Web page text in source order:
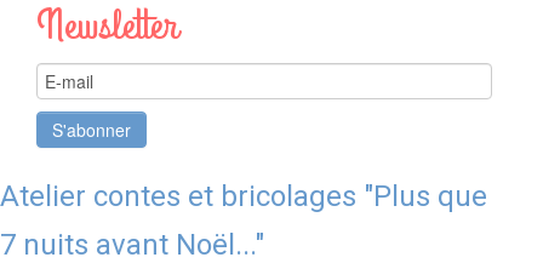
Newsletter
Atelier contes et bricolages "Plus que
7 nuits avant Noël..."